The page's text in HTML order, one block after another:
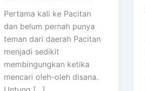
Pertama kali ke Pacitan
dan belum pernah punya
teman dari daerah Pacitan
menjadi sedikit
membingungkan ketika
mencari oleh-oleh disana.